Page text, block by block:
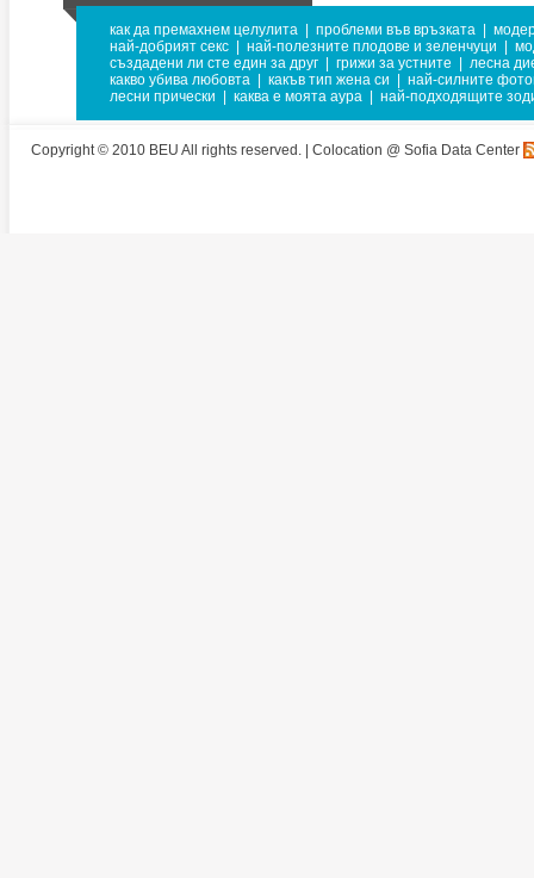
как да премахнем целулита проблеми във връзката
най-добрият секс
най-полезните плодове и зеленчуци
създадени ли сте един за друг
грижи за устните
лесна
какво убива любовта
какъв тип жена си
най-силните
лесни прически
каква е моята аура най-подходящите
Copyright © 2010 BEU All rights reserved. | Colocation @ Sofia Data Center